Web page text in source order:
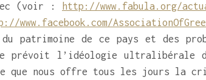
(voir :
http://www.fabula.org/
www.facebook.com/
patrimoine de ce pays et des
l’idéologie ultralibérale de
que nous offre tous les jours la